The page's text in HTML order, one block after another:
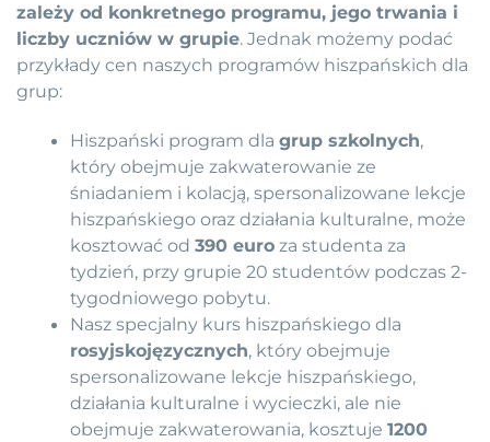
zależy od konkretnego programu, jego trwania i
liczby uczniów w grupie. Jednak możemy podać
przykłady cen naszych programów hiszpańskich dla
grup:
Hiszpański program dlagrup szkolnych,
który obejmuje zakwaterowanie ze
śniadaniem i kolacją, spersonalizowane lekcje
hiszpańskiego oraz działania kulturalne, może
kosztować od390 euro za studenta za
tydzień, przy grupie 20 studentów podczas 2-
tygodniowego pobytu.
Nasz specjalny kurs hiszpańskiego dla
rosyjskojęzycznych, który obejmuje
spersonalizowane lekcje hiszpańskiego,
działania kulturalne i wycieczki, ale nie
obejmuje zakwaterowania, kosztuje1200